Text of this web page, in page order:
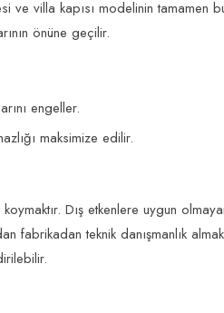
ve villa kapısı modelinin tamamen
önüne geçilir.
engeller.
maksimize edilir.
Dış etkenlere uygun
fabrikadan teknik danışmanlık almak